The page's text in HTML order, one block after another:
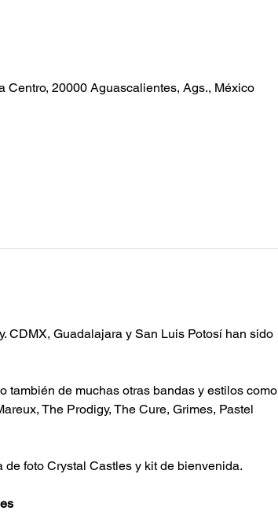
Centro, 20000 Aguascalientes, Ags., México
CDMX, Guadalajara y San Luis Potosí han sido
también de muchas otras bandas y estilos como
The Prodigy, The Cure, Grimes, Pastel
foto Crystal Castles y kit de bienvenida.